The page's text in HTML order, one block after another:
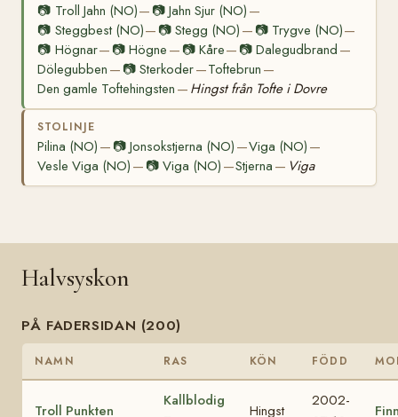
📷 Troll Jahn (NO)— 📷Jahn Sjur (NO) —
📷 Steggbest (NO)— 📷Stegg (NO) — 📷 Trygve (NO)—
📷 Högnar— 📷Högne — 📷 Kåre— 📷 Dalegudbrand —
Dölegubben — 📷Sterkoder—Toftebrun —
Den gamle Toftehingsten — Hingst från Tofte i Dovre
STOLINJE
Pilina (NO) — 📷Jonsokstjerna (NO) —Viga (NO) —
Vesle Viga (NO) — 📷Viga (NO) —Stjerna — Viga
Halvsyskon
PÅ FADERSIDAN (200)
NAMN RAS KÖN FÖDD
Troll Punkten
Kallblodig
Hingst
2002-